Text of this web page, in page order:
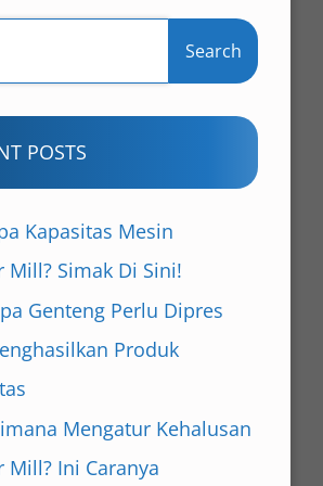
Search
POSTS
Kapasitas Mesin
Mill? Simak Di Sini!
Genteng Perlu Dipres
Produk
Mengatur Kehalusan
Mill? Ini Caranya